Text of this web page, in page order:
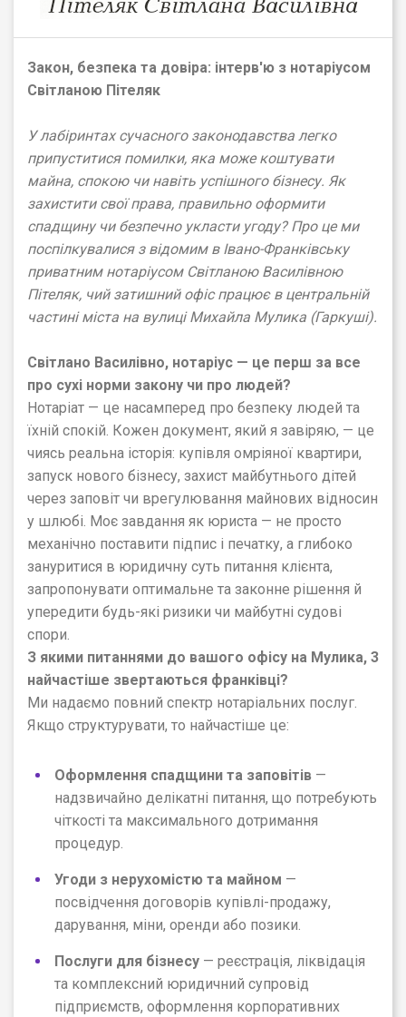
Закон, безпека та довіра: інтерв'ю з нотаріусом
Світланою Пітеляк
У лабіринтах сучасного законодавства легко
припуститися помилки, яка може коштувати
майна, спокою чи навіть успішного бізнесу. Як
захистити свої права, правильно оформити
спадщину чи безпечно укласти угоду? Про це ми
поспілкувалися з відомим в Івано-Франківську
приватним нотаріусом Світланою Василівною
Пітеляк, чий затишний офіс працює в центральній
частині міста на вулиці Михайла Мулика (Гаркуші).
Світлано Василівно, нотаріус — це перш за все
про сухі норми закону чи про людей?
Нотаріат — це насамперед про безпеку людей та
їхній спокій. Кожен документ, який я завіряю, — це
чиясь реальна історія: купівля омріяної квартири,
запуск нового бізнесу, захист майбутнього дітей
через заповіт чи врегулювання майнових відносин
у шлюбі. Моє завдання як юриста — не просто
механічно поставити підпис і печатку, а глибоко
зануритися в юридичну суть питання клієнта,
запропонувати оптимальне та законне рішення й
упередити будь-які ризики чи майбутні судові
спори.
З якими питаннями до вашого офісу на Мулика, 3
найчастіше звертаються франківці?
Ми надаємо повний спектр нотаріальних послуг.
Якщо структурувати, то найчастіше це:
Оформлення спадщини та заповітів —
надзвичайно делікатні питання, що потребують
чіткості та максимального дотримання
процедур.
Угоди з нерухомістю та майном —
посвідчення договорів купівлі-продажу,
дарування, міни, оренди або позики.
Послуги для бізнесу — реєстрація, ліквідація
та комплексний юридичний супровід
підприємств, оформлення корпоративних